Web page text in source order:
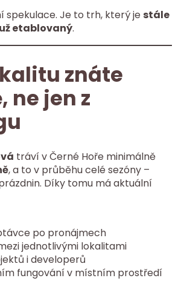
spekulace. Je to trh, který je stále
etablovaný.
znáte
ne jen z
tráví v Černé Hoře minimálně
, a to v průběhu celé sezóny –
Díky tomu má aktuální
po pronájmech
jednotlivými lokalitami
i developerů
fungování v místním prostředí